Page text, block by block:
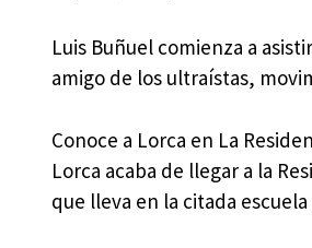
Luis Buñuel comienza a
amigo de los ultraístas,
Conoce a Lorca en La
Lorca acaba de llegar a la
que lleva en la citada